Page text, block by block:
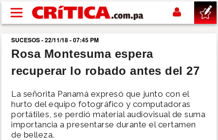
Pasar al contenido principal
buscar
SUCESOS
NACIONAL
POLÍTICA
SUCESOS - 22/11/18 - 07:45 PM
Rosa Montesuma espera
recuperar lo robado antes del 27
La señorita Panamá expresó que junto con el
hurto del equipo fotográfico y computadoras
portátiles, se perdió material audiovisual de suma
importancia a presentarse durante el certamen
de belleza.